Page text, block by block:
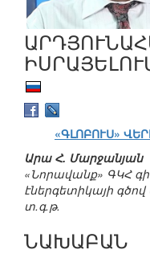
«ԳԼՈԲՈՒՍ»
Արա Հ. Մարջանյան
«Նորավանք» ԳԿՀ
էներգետիկայի
տ.գ.թ.
ՆԱԽԱԲԱՆ